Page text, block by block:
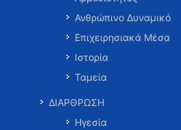
Ανθρώπινο Δυναμικό
Επιχειρησιακά Μέσα
Ιστορία
Ταμεία
ΔΙΑΡΘΡΩΣΗ
Ηγεσία